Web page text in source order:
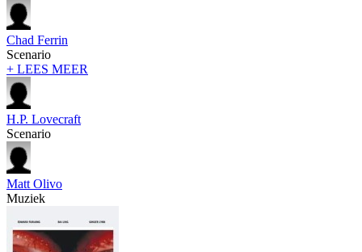
Chad Ferrin
Scenario
+ LEES MEER
H.P. Lovecraft
Scenario
Matt Olivo
Muziek